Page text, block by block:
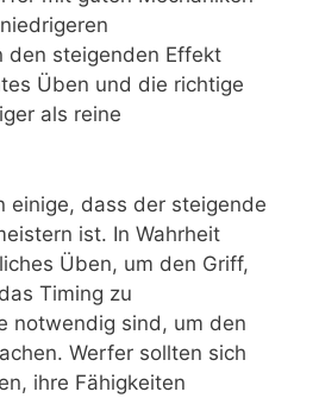
den steigenden Effekt
Üben und die richtige
als reine
einige, dass der steigende
ist. In Wahrheit
Üben, um den Griff,
Timing zu
notwendig sind, um den
Werfer sollten sich
ihre Fähigkeiten